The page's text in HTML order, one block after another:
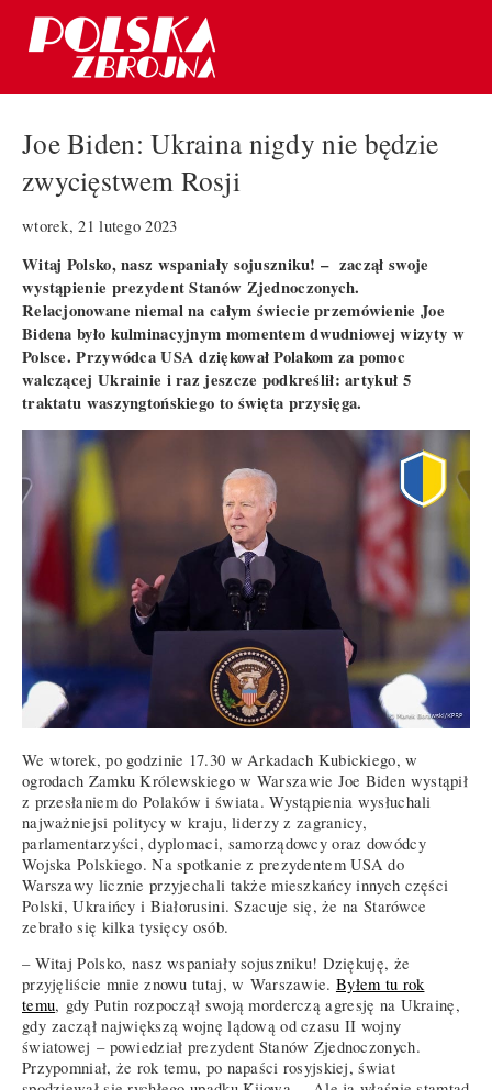
Joe Biden: Ukraina nigdy nie będzie
zwycięstwem Rosji
wtorek, 21 lutego 2023
Witaj Polsko, nasz wspaniały sojuszniku! – zaczął swoje
wystąpienie prezydent Stanów Zjednoczonych.
Relacjonowane niemal na całym świecie przemówienie Joe
Bidena było kulminacyjnym momentem dwudniowej wizyty w
Polsce. Przywódca USA dziękował Polakom za pomoc
walczącej Ukrainie i raz jeszcze podkreślił: artykuł 5
traktatu waszyngtońskiego to święta przysięga.
We wtorek, po godzinie 17.30 w Arkadach Kubickiego, w
ogrodach Zamku Królewskiego w Warszawie Joe Biden wystąpił
z przesłaniem do Polaków i świata. Wystąpienia wysłuchali
najważniejsi politycy w kraju, liderzy z zagranicy,
parlamentarzyści, dyplomaci, samorządowcy oraz dowódcy
Wojska Polskiego. Na spotkanie z prezydentem USA do
Warszawy licznie przyjechali także mieszkańcy innych części
Polski, Ukraińcy i Białorusini. Szacuje się, że na Starówce
zebrało się kilka tysięcy osób.
– Witaj Polsko, nasz wspaniały sojuszniku! Dziękuję, że
przyjęliście mnie znowu tutaj, w Warszawie. Byłem tu rok
temu, gdy Putin rozpoczął swoją morderczą agresję na Ukrainę,
gdy zaczął największą wojnę lądową od czasu II wojny
światowej – powiedział prezydent Stanów Zjednoczonych.
Przypomniał, że rok temu, po napaści rosyjskiej, świat